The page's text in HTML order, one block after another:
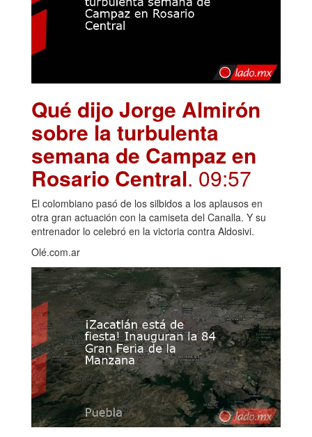
Qué dijo Jorge Almirón
sobre la turbulenta
semana de Campaz en
Rosario Central. 09:57
El colombiano pasó de los silbidos a los aplausos en
otra gran actuación con la camiseta del Canalla. Y su
entrenador lo celebró en la victoria contra Aldosivi.
Olé.com.ar